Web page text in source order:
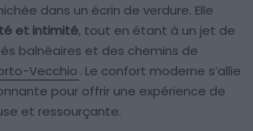
dans un écrin de verdure. Elle
et intimité, tout en étant à un jet de
balnéaires et des chemins de
Vecchio. Le confort moderne s’allie
pour offrir une expérience de
et ressourçante.